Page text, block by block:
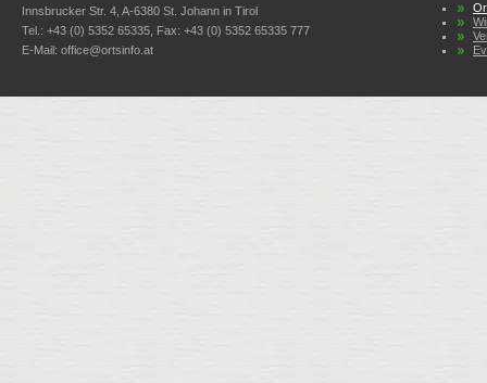
Innsbrucker Str. 4, A-6380 St. Johann in Tirol
Tel.: +43 (0) 5352 65335, Fax: +43 (0) 5352 65335 777
E-Mail: office@ortsinfo.at